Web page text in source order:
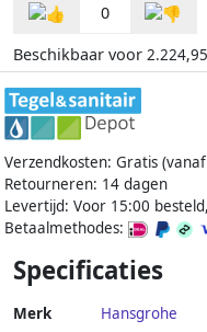
0
Beschikbaar voor 2.224,95
Verzendkosten: Gratis
Retourneren: 14 dagen
Levertijd: Voor 15:00
Betaalmethodes:
Specificaties
Merk Hansgrohe